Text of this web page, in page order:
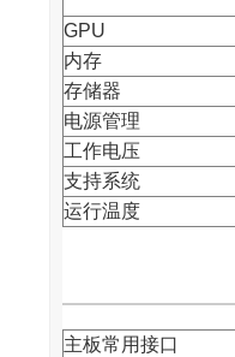
GPU
内存
存储器
电源管理
工作电压
支持系统
运行温度
主板常用接口